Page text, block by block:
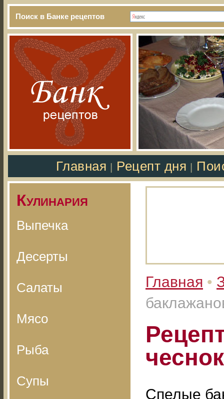
Поиск в Банке рецептов
Главная Рецепт дня
Кулинария
Выпечка
Десерты
Салаты
Мясо
Рыба
Супы
Главная •
Спелые